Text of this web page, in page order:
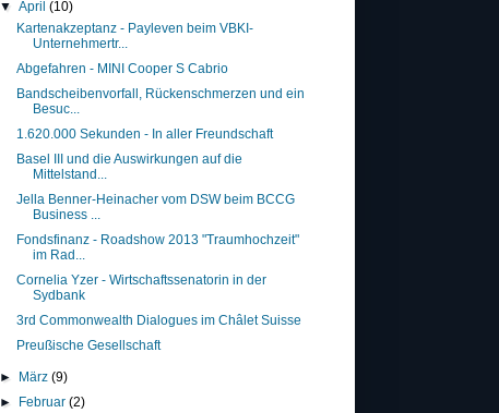
▼April(10)
Kartenakzeptanz - Payleven beim VBKI-
Unternehmertr...
Abgefahren - MINI Cooper S Cabrio
Bandscheibenvorfall, Rückenschmerzen und ein
Besuc...
1.620.000 Sekunden - In aller Freundschaft
Basel III und die Auswirkungen auf die
Mittelstand...
Jella Benner-Heinacher vom DSW beim BCCG
Business ...
Fondsfinanz - Roadshow 2013 "Traumhochzeit"
im Rad...
Cornelia Yzer - Wirtschaftssenatorin in der
Sydbank
3rd Commonwealth Dialogues im Châlet Suisse
Preußische Gesellschaft
► März(9)
► Februar(2)